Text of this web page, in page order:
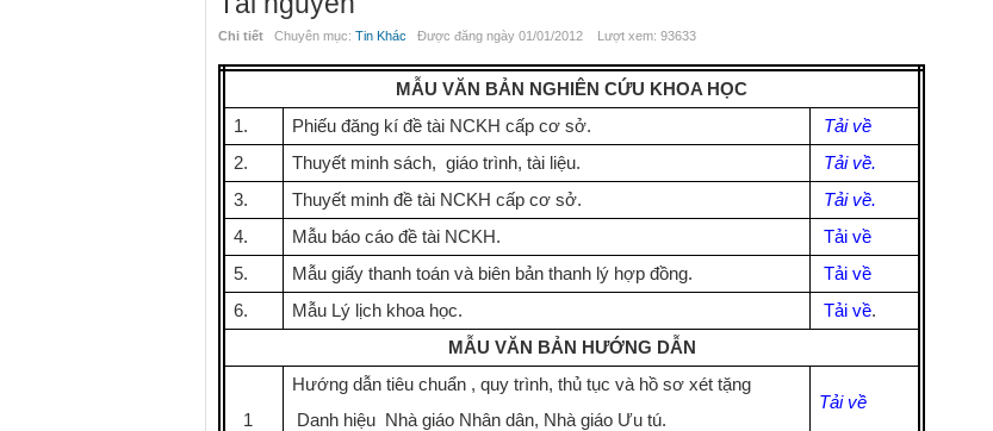
Chi tiết Chuyên mục: Tin Khác Được đăng ngày 01/01/2012 Lượt xem: 93633
MẪU VĂN BẢN NGHIÊN CỨU KHOA HỌC
1.
Phiếu đăng kí đề tài NCKH cấp cơ sở.
Tải về
2.
Thuyết minh sách, giáo trình, tài liệu.
Tải về.
3.
Thuyết minh đề tài NCKH cấp cơ sở.
Tải về.
4.
Mẫu báo cáo đề tài NCKH.
Tải về
5.
Mẫu giấy thanh toán và biên bản thanh lý hợp đồng.
Tải về
6.
Mẫu Lý lịch khoa học. Tải về.
MẪU VĂN BẢN HƯỚNG DẪN
1
Hướng dẫn tiêu chuẩn , quy trình, thủ tục và hồ sơ xét tặng
Danh hiệu Nhà giáo Nhân dân, Nhà giáo Ưu tú.
Tải về